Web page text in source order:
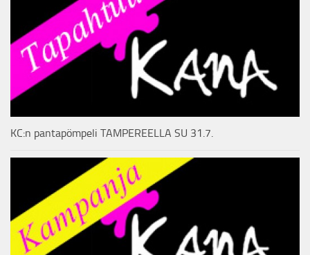
KC:n pantapömpeli TAMPEREELLA SU 31.7.